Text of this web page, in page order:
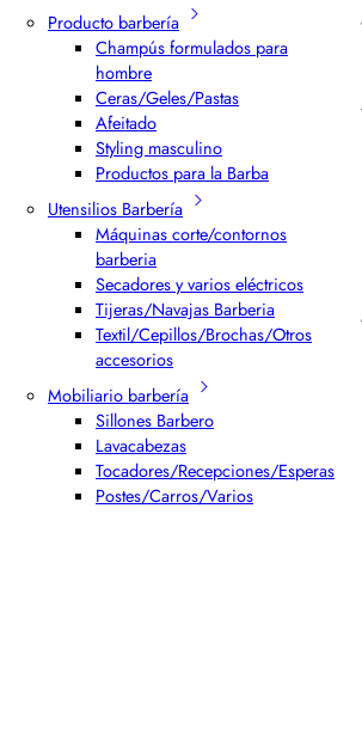
Producto barbería
Champús formulados para
hombre
Ceras/Geles/Pastas
Afeitado
Styling masculino
Productos para la Barba
Utensilios Barbería
Máquinas corte/contornos
barberia
Secadores y varios eléctricos
Tijeras/Navajas Barberia
Textil/Cepillos/Brochas/Otros
accesorios
Mobiliario barbería
Sillones Barbero
Lavacabezas
Tocadores/Recepciones/Esperas
Postes/Carros/Varios